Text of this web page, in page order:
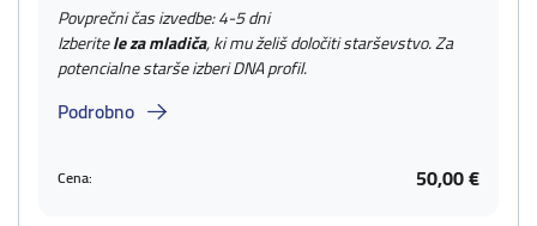
Povprečni čas izvedbe: 4-5 dni
Izberitele za mladiča, ki mu želiš določiti starševstvo. Za
potencialne starše izberi DNA profil.
Podrobno
Cena: 50,00 €